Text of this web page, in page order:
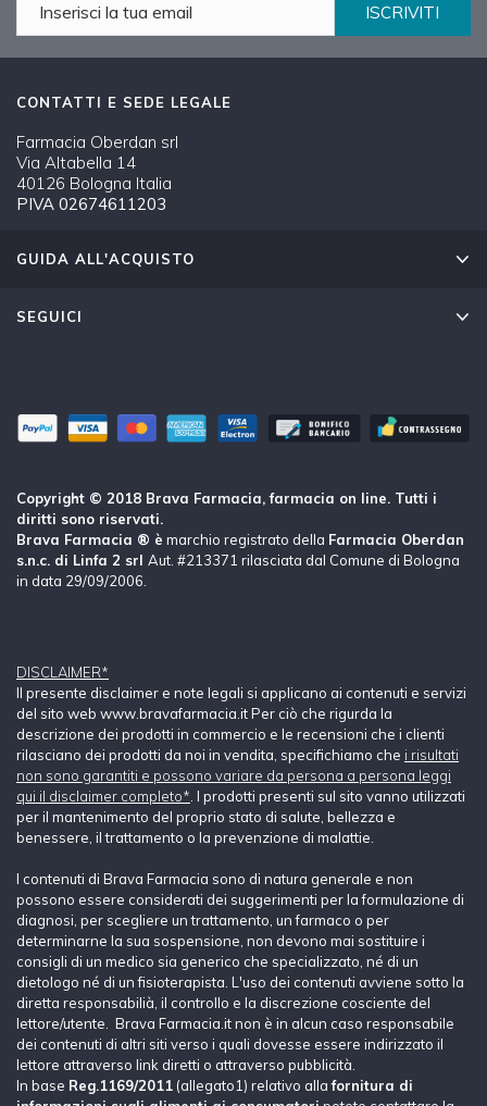
ISCRIVITI
CONTATTI E SEDE LEGALE
Farmacia Oberdan srl
Via Altabella 14
40126 Bologna Italia
PIVA 02674611203
GUIDA ALL'ACQUISTO
SEGUICI
Copyright © 2018 Brava Farmacia, farmacia on line. Tutti i
diritti sono riservati.
Brava Farmacia ® è marchio registrato della Farmacia Oberdan
s.n.c. di Linfa 2 srl Aut. #213371 rilasciata dal Comune di Bologna
in data 29/09/2006.
DISCLAIMER*
Il presente disclaimer e note legali si applicano ai contenuti e servizi
del sito web www.bravafarmacia.it Per ciò che rigurda la
descrizione dei prodotti in commercio e le recensioni che i clienti
rilasciano dei prodotti da noi in vendita, specifichiamo che i risultati
non sono garantiti e possono variare da persona a persona leggi
qui il disclaimer completo* . I prodotti presenti sul sito vanno utilizzati
per il mantenimento del proprio stato di salute, bellezza e
benessere, il trattamento o la prevenzione di malattie.
I contenuti di Brava Farmacia sono di natura generale e non
possono essere considerati dei suggerimenti per la formulazione di
diagnosi, per scegliere un trattamento, un farmaco o per
determinarne la sua sospensione, non devono mai sostituire i
consigli di un medico sia generico che specializzato, né di un
dietologo né di un fisioterapista. L'uso dei contenuti avviene sotto la
diretta responsabilià, il controllo e la discrezione cosciente del
lettore/utente. Brava Farmacia.it non è in alcun caso responsabile
dei contenuti di altri siti verso i quali dovesse essere indirizzato il
lettore attraverso link diretti o attraverso pubblicità.
In base Reg.1169/2011 (allegato1) relativo allafornitura di